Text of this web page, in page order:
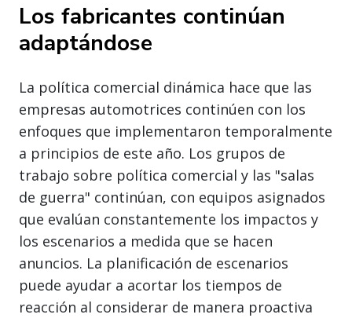
Los fabricantes continúan
adaptándose
La política comercial dinámica hace que las
empresas automotrices continúen con los
enfoques que implementaron temporalmente
a principios de este año. Los grupos de
trabajo sobre política comercial y las "salas
de guerra" continúan, con equipos asignados
que evalúan constantemente los impactos y
los escenarios a medida que se hacen
anuncios. La planificación de escenarios
puede ayudar a acortar los tiempos de
reacción al considerar de manera proactiva